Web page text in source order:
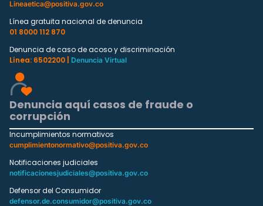
Lineaetica@positiva.gov.co
Línea gratuita nacional de denuncia
01 8000 112 870
Denuncia de caso de acoso y discriminación
Línea: 6502200 |
Denuncia Virtual
Denuncia aquí casos de fraude o
corrupción
Incumplimientos normativos
cumplimientonormativo@positiva.gov.co
Notificaciones judiciales
notificacionesjudiciales@positiva.gov.co
Defensor del Consumidor
defensor.de.consumidor@positiva.gov.co